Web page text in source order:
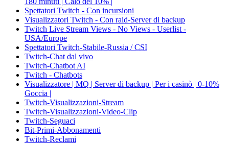
Spettatori Twitch - Con incursioni
Visualizzatori Twitch - Con raid-Server di backup
Twitch Live Stream Views - No Views - Userlist -
USA/Europe
Spettatori Twitch-Stabile-Russia / CSI
Twitch-Chat dal vivo
Twitch-Chatbot AI
Twitch - Chatbots
Visualizzatore | MQ | Server di backup | Per i casinò | 0-10%
Goccia |
Twitch-Visualizzazioni-Stream
Twitch-Visualizzazioni-Video-Clip
Twitch-Seguaci
Bit-Primi-Abbonamenti
Twitch-Reclami